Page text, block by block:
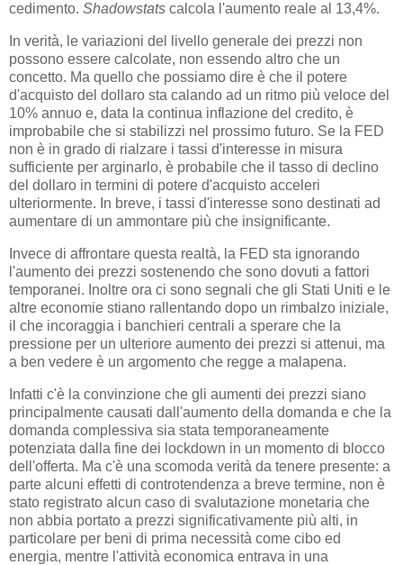
cedimento. Shadowstats calcola l'aumento reale al 13,4%.
In verità, le variazioni del livello generale dei prezzi non
possono essere calcolate, non essendo altro che un
concetto. Ma quello che possiamo dire è che il potere
d'acquisto del dollaro sta calando ad un ritmo più veloce del
10% annuo e, data la continua inflazione del credito, è
improbabile che si stabilizzi nel prossimo futuro. Se la FED
non è in grado di rialzare i tassi d'interesse in misura
sufficiente per arginarlo, è probabile che il tasso di declino
del dollaro in termini di potere d'acquisto acceleri
ulteriormente. In breve, i tassi d'interesse sono destinati ad
aumentare di un ammontare più che insignificante.
Invece di affrontare questa realtà, la FED sta ignorando
l'aumento dei prezzi sostenendo che sono dovuti a fattori
temporanei. Inoltre ora ci sono segnali che gli Stati Uniti e le
altre economie stiano rallentando dopo un rimbalzo iniziale,
il che incoraggia i banchieri centrali a sperare che la
pressione per un ulteriore aumento dei prezzi si attenui, ma
a ben vedere è un argomento che regge a malapena.
Infatti c'è la convinzione che gli aumenti dei prezzi siano
principalmente causati dall'aumento della domanda e che la
domanda complessiva sia stata temporaneamente
potenziata dalla fine dei lockdown in un momento di blocco
dell'offerta. Ma c'è una scomoda verità da tenere presente: a
parte alcuni effetti di controtendenza a breve termine, non è
stato registrato alcun caso di svalutazione monetaria che
non abbia portato a prezzi significativamente più alti, in
particolare per beni di prima necessità come cibo ed
energia, mentre l'attività economica entrava in una